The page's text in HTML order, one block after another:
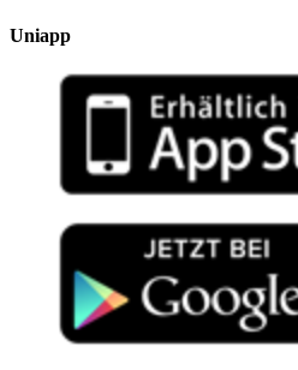
Uniapp